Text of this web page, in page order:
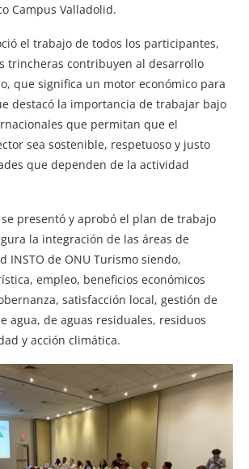
Campus Valladolid.
el trabajo de todos los participantes,
trincheras contribuyen al desarrollo
que significa un motor económico para
destacó la importancia de trabajar bajo
que permitan que el
sea sostenible, respetuoso y justo
que dependen de la actividad
presentó y aprobó el plan de trabajo
la integración de las áreas de
INSTO de ONU Turismo siendo,
empleo, beneficios económicos
satisfacción local, gestión de
agua, de aguas residuales, residuos
y acción climática.